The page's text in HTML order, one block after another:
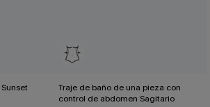
Traje de baño de una pieza con
control de abdomen Sagitario